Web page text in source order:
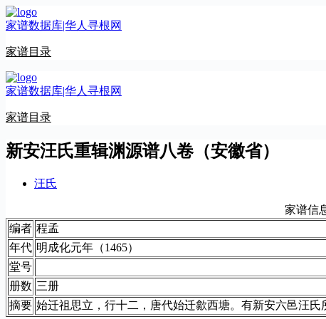
跳
至
容
家谱数据库|华人寻根网
家谱目录
家谱数据库|华人寻根网
家谱目录
新安汪氏重辑渊源谱八卷（安徽省）
汪氏
家谱信
编者 程孟
年代 明成化元年（1465）
堂号
册数 三册
摘要 始迁祖思立，行十二，唐代始迁歙西塘。有新安六邑汪